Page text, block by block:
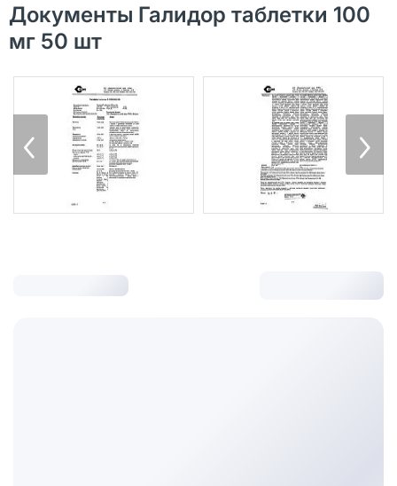
Документы Галидор таблетки 100
мг 50 шт